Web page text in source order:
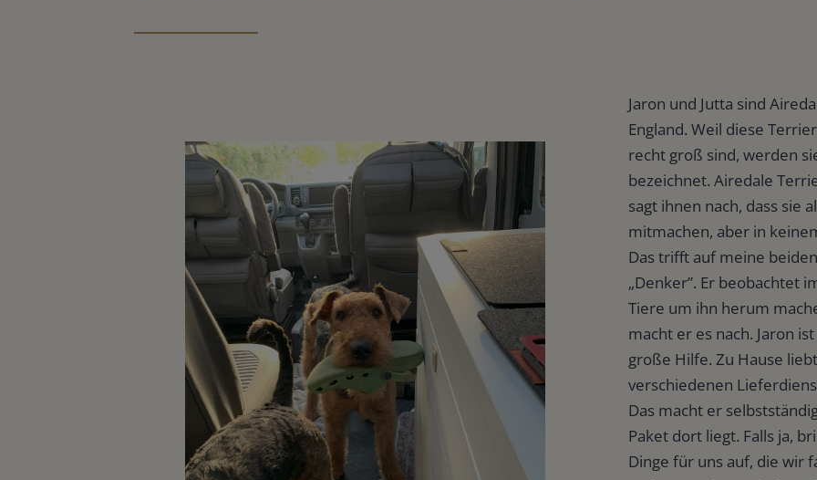
Jaron und Jutta sind
England. Weil diese
recht groß sind, werden
bezeichnet. Airedale
sagt ihnen nach, dass sie
mitmachen, aber in
Das trifft auf meine
„Denker”. Er beobachtet
Tiere um ihn herum
macht er es nach. Jaron
große Hilfe. Zu Hause
verschiedenen
Das macht er
Paket dort liegt. Falls ja,
Dinge für uns auf, die wir